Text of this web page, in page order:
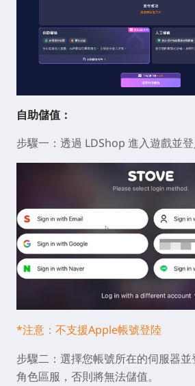
自助儲值：
步驟一：透過 LDShop 進入遊戲並登
*注意：不支援Apple帳號登陸
步驟二：選擇您帳號所在的伺服器
角色區服，否則將無法儲值。